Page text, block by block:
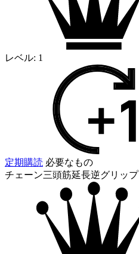
レベル: 1
定期購読 必要なもの
チェーン三頭筋延長逆グリップ